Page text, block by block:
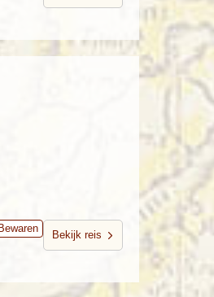
Bewaren
Bekijk reis